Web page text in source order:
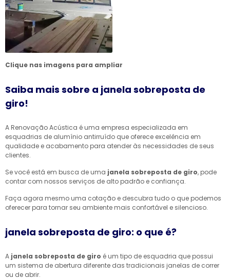
Clique nas imagens para ampliar
Saiba mais sobre a janela sobreposta de
giro!
A Renovação Acústica é uma empresa especializada em
esquadrias de alumínio antirruído que oferece excelência em
qualidade e acabamento para atender às necessidades de seus
clientes.
Se você está em busca de uma janela sobreposta de giro, pode
contar com nossos serviços de alto padrão e confiança.
Faça agora mesmo uma cotação e descubra tudo o que podemos
oferecer para tornar seu ambiente mais confortável e silencioso.
janela sobreposta de giro: o que é?
A janela sobreposta de giro é um tipo de esquadria que possui
um sistema de abertura diferente das tradicionais janelas de correr
ou de abrir.